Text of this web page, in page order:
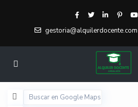
gestoria@alquilerdocente.com